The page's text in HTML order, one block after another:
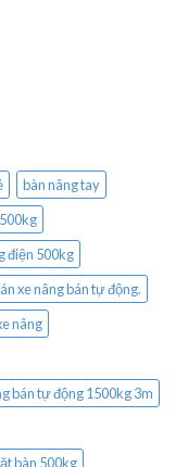
bàn nâng tay
điện 500kg
xe nâng bán tự động.
nâng
bán tự động 1500kg 3m
bàn 500kg